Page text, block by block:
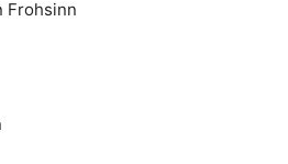
Frohsinn